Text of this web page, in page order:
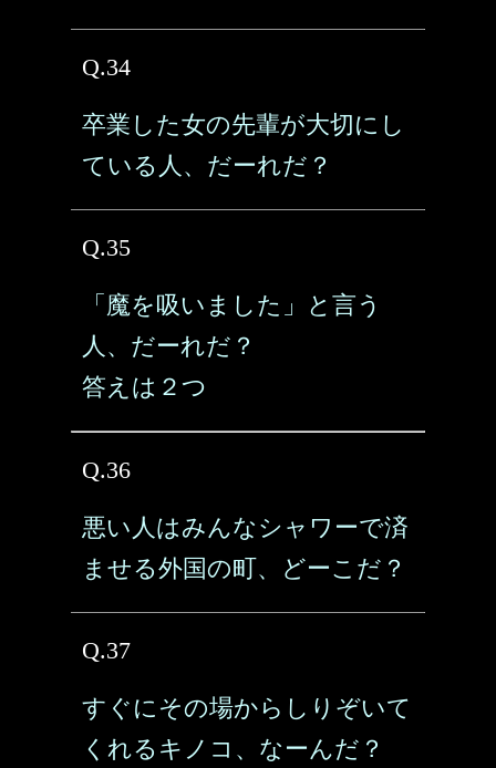
Q.34
卒業した女の先輩が大切にし
ている人、だーれだ？
Q.35
「魔を吸いました」と言う
人、だーれだ？
答えは２つ
Q.36
悪い人はみんなシャワーで済
ませる外国の町、どーこだ？
Q.37
すぐにその場からしりぞいて
くれるキノコ、なーんだ？